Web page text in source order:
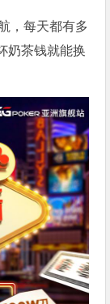
，每天都有多
奶茶钱就能换